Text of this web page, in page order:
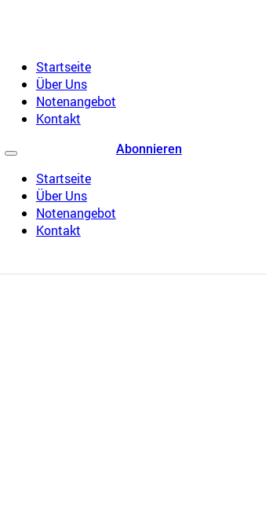
Startseite
Über Uns
Notenangebot
Kontakt
Startseite
Über Uns
Notenangebot
Kontakt
Abonnieren